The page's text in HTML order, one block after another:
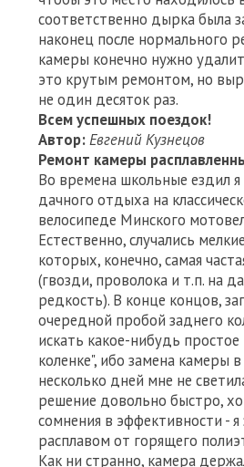
соответственно дырка была
наконец после нормального
камеры конечно нужно
это крутым ремонтом, но
не один десяток раз.
Всем успешных поездок!
Автор:Евгений Кузнецов
Ремонт камеры
Во времена школьные ездил я
дачного отдыха на
велосипеде Минского
Естественно, случались
которых, конечно, самая
(гвозди, проволока и т.п. на
редкость). В конце концов,
очередной пробой заднего
искать какое-нибудь
коленке", ибо замена камеры
несколько дней мне не
решение довольно быстро,
сомнения в эффективности - я
расплавом от горящего
Как ни странно, камера